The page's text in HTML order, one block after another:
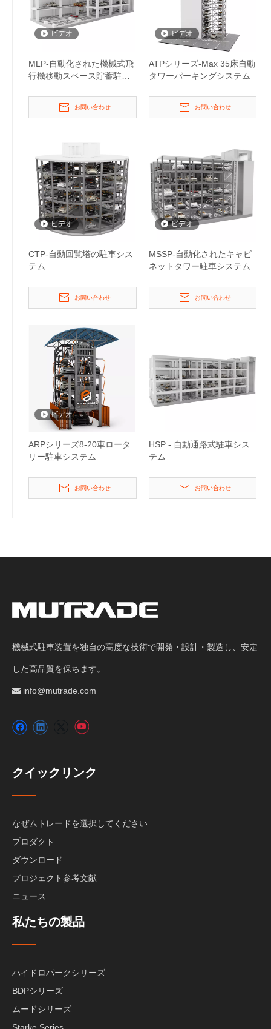
ビデオ
MLP-自動化された機械式飛
行機移動スペース貯蓄駐車
お問い合わせ
ビデオ
ATPシリーズ-Max 35床自動
タワーパーキングシステム
お問い合わせ
ビデオ
CTP-自動回覧塔の駐車シス
テム
お問い合わせ
ビデオ
MSSP-自動化されたキャビ
ネットタワー駐車システム
お問い合わせ
ビデオ
ARPシリーズ8-20車ロータ
リー駐車システム
お問い合わせ
HSP - 自動通路式駐車シス
テム
お問い合わせ
機械式駐車装置を独自の高度な技術で開発・設計・製造し、安定
した高品質を保ちます。
 info@mutrade.com
クイックリンク
なぜムトレードを選択してください
プロダクト
ダウンロード
プロジェクト参考文献
ニュース
私たちの製品
ハイドロパークシリーズ
BDPシリーズ
ムードシリーズ